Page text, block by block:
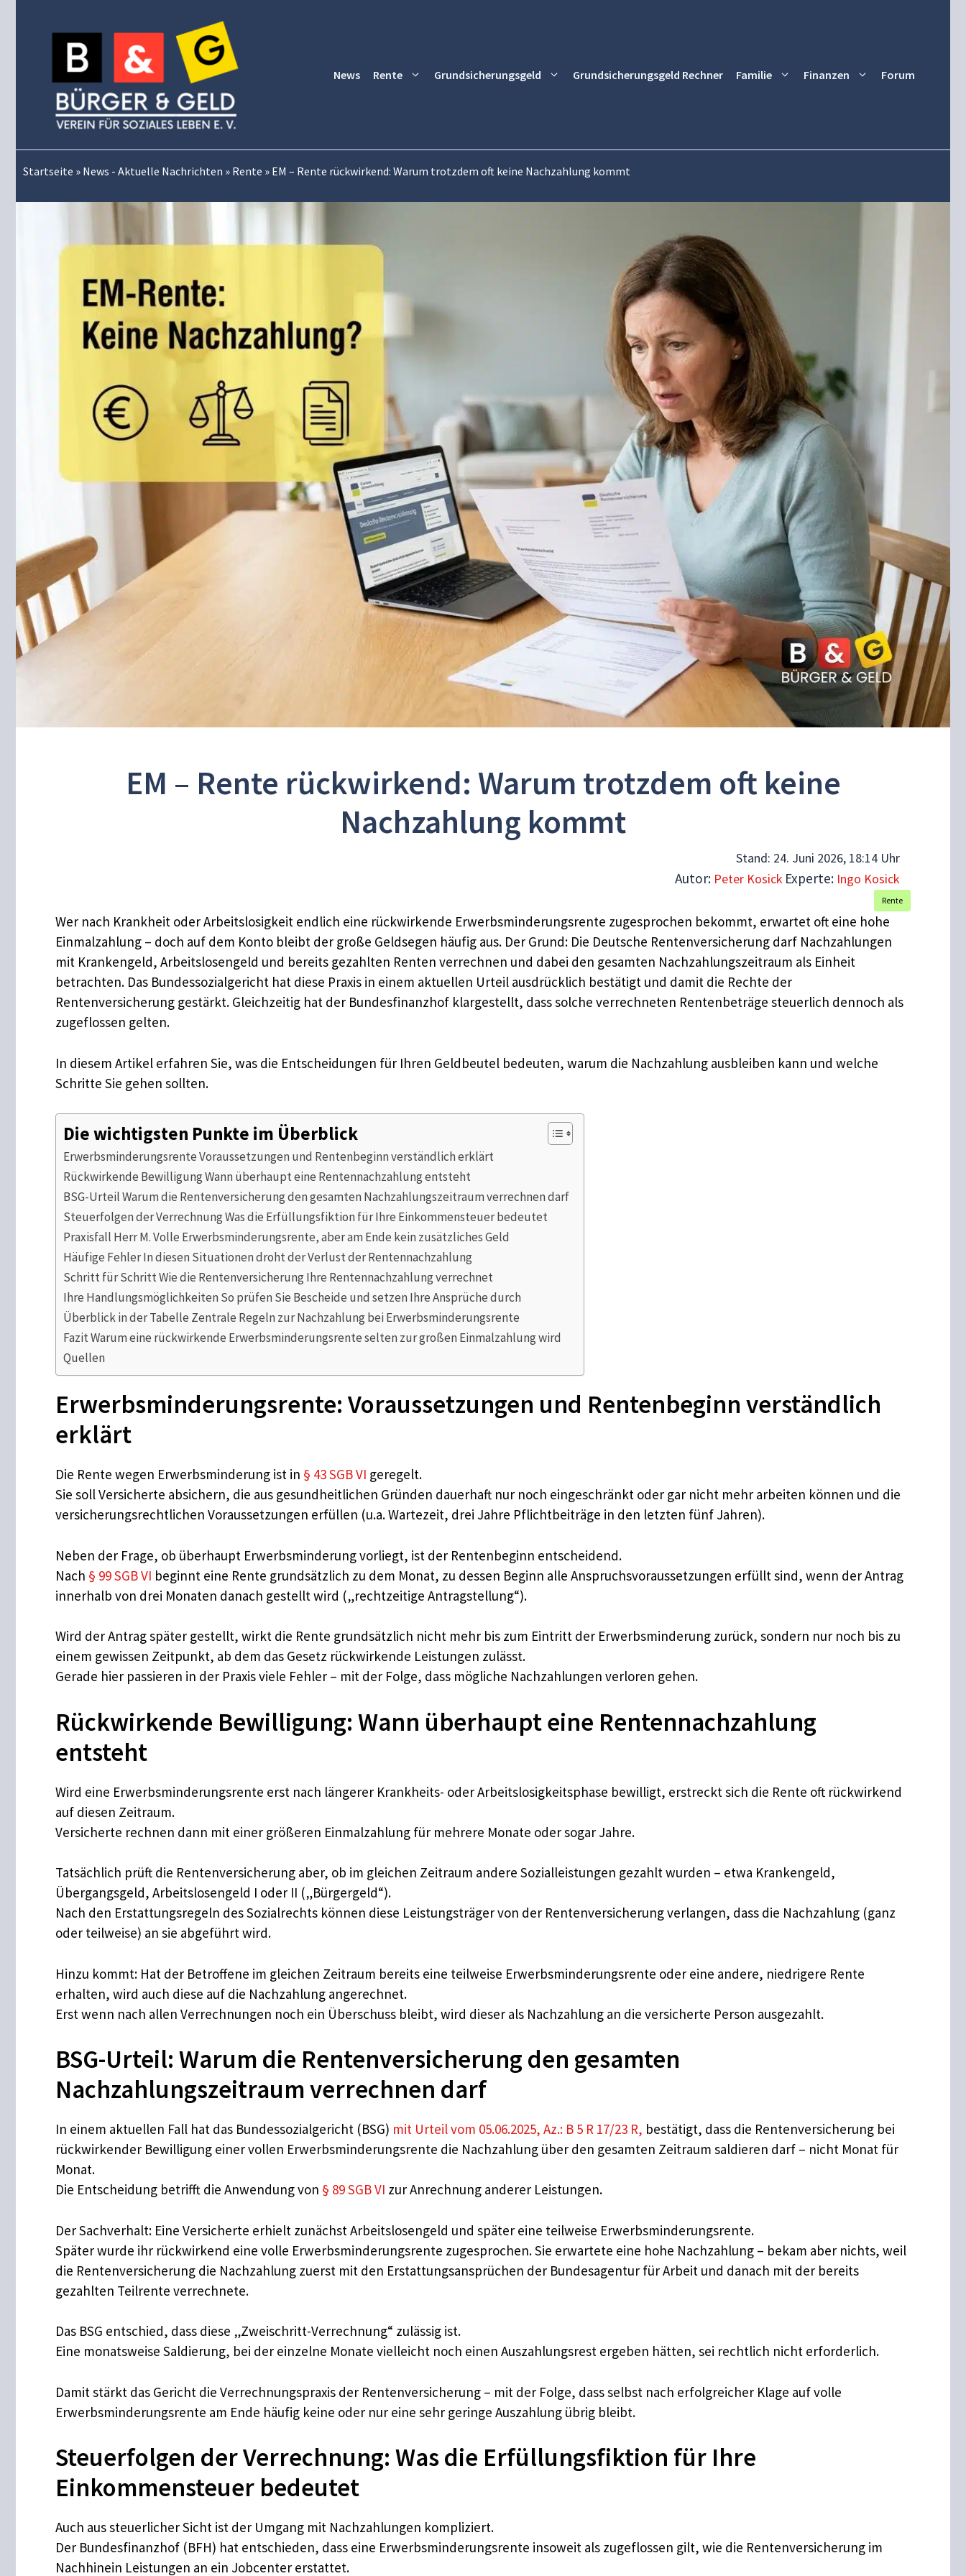
News Rente Grundsicherungsgeld Grundsicherungsgeld Rechner Familie Finanzen Forum
Startseite » News - Aktuelle Nachrichten » Rente » EM – Rente rückwirkend: Warum trotzdem oft keine Nachzahlung kommt
EM – Rente rückwirkend: Warum trotzdem oft keine
Nachzahlung kommt
Stand: 24. Juni 2026, 18:14 Uhr
Autor: Peter Kosick Experte: Ingo Kosick
Rente
Wer nach Krankheit oder Arbeitslosigkeit endlich eine rückwirkende Erwerbsminderungsrente zugesprochen bekommt, erwartet oft eine hohe
Einmalzahlung – doch auf dem Konto bleibt der große Geldsegen häufig aus. Der Grund: Die Deutsche Rentenversicherung darf Nachzahlungen
mit Krankengeld, Arbeitslosengeld und bereits gezahlten Renten verrechnen und dabei den gesamten Nachzahlungszeitraum als Einheit
betrachten. Das Bundessozialgericht hat diese Praxis in einem aktuellen Urteil ausdrücklich bestätigt und damit die Rechte der
Rentenversicherung gestärkt. Gleichzeitig hat der Bundesfinanzhof klargestellt, dass solche verrechneten Rentenbeträge steuerlich dennoch als
zugeflossen gelten.
In diesem Artikel erfahren Sie, was die Entscheidungen für Ihren Geldbeutel bedeuten, warum die Nachzahlung ausbleiben kann und welche
Schritte Sie gehen sollten.
Die wichtigsten Punkte im Überblick
Erwerbsminderungsrente Voraussetzungen und Rentenbeginn verständlich erklärt
Rückwirkende Bewilligung Wann überhaupt eine Rentennachzahlung entsteht
BSG-Urteil Warum die Rentenversicherung den gesamten Nachzahlungszeitraum verrechnen darf
Steuerfolgen der Verrechnung Was die Erfüllungsfiktion für Ihre Einkommensteuer bedeutet
Praxisfall Herr M. Volle Erwerbsminderungsrente, aber am Ende kein zusätzliches Geld
Häufige Fehler In diesen Situationen droht der Verlust der Rentennachzahlung
Schritt für Schritt Wie die Rentenversicherung Ihre Rentennachzahlung verrechnet
Ihre Handlungsmöglichkeiten So prüfen Sie Bescheide und setzen Ihre Ansprüche durch
Überblick in der Tabelle Zentrale Regeln zur Nachzahlung bei Erwerbsminderungsrente
Fazit Warum eine rückwirkende Erwerbsminderungsrente selten zur großen Einmalzahlung wird
Quellen
Erwerbsminderungsrente: Voraussetzungen und Rentenbeginn verständlich
erklärt
Die Rente wegen Erwerbsminderung ist in § 43 SGB VI geregelt.
Sie soll Versicherte absichern, die aus gesundheitlichen Gründen dauerhaft nur noch eingeschränkt oder gar nicht mehr arbeiten können und die
versicherungsrechtlichen Voraussetzungen erfüllen (u.a. Wartezeit, drei Jahre Pflichtbeiträge in den letzten fünf Jahren).
Neben der Frage, ob überhaupt Erwerbsminderung vorliegt, ist der Rentenbeginn entscheidend.
Nach § 99 SGB VI beginnt eine Rente grundsätzlich zu dem Monat, zu dessen Beginn alle Anspruchsvoraussetzungen erfüllt sind, wenn der Antrag
innerhalb von drei Monaten danach gestellt wird („rechtzeitige Antragstellung“).
Wird der Antrag später gestellt, wirkt die Rente grundsätzlich nicht mehr bis zum Eintritt der Erwerbsminderung zurück, sondern nur noch bis zu
einem gewissen Zeitpunkt, ab dem das Gesetz rückwirkende Leistungen zulässt.
Gerade hier passieren in der Praxis viele Fehler – mit der Folge, dass mögliche Nachzahlungen verloren gehen.
Rückwirkende Bewilligung: Wann überhaupt eine Rentennachzahlung
entsteht
Wird eine Erwerbsminderungsrente erst nach längerer Krankheits- oder Arbeitslosigkeitsphase bewilligt, erstreckt sich die Rente oft rückwirkend
auf diesen Zeitraum.
Versicherte rechnen dann mit einer größeren Einmalzahlung für mehrere Monate oder sogar Jahre.
Tatsächlich prüft die Rentenversicherung aber, ob im gleichen Zeitraum andere Sozialleistungen gezahlt wurden – etwa Krankengeld,
Übergangsgeld, Arbeitslosengeld I oder II („Bürgergeld“).
Nach den Erstattungsregeln des Sozialrechts können diese Leistungsträger von der Rentenversicherung verlangen, dass die Nachzahlung (ganz
oder teilweise) an sie abgeführt wird.
Hinzu kommt: Hat der Betroffene im gleichen Zeitraum bereits eine teilweise Erwerbsminderungsrente oder eine andere, niedrigere Rente
erhalten, wird auch diese auf die Nachzahlung angerechnet.
Erst wenn nach allen Verrechnungen noch ein Überschuss bleibt, wird dieser als Nachzahlung an die versicherte Person ausgezahlt.
BSG-Urteil: Warum die Rentenversicherung den gesamten
Nachzahlungszeitraum verrechnen darf
In einem aktuellen Fall hat das Bundessozialgericht (BSG) mit Urteil vom 05.06.2025, Az.: B 5 R 17/23 R, bestätigt, dass die Rentenversicherung bei
rückwirkender Bewilligung einer vollen Erwerbsminderungsrente die Nachzahlung über den gesamten Zeitraum saldieren darf – nicht Monat für
Monat.
Die Entscheidung betrifft die Anwendung von § 89 SGB VI zur Anrechnung anderer Leistungen.
Der Sachverhalt: Eine Versicherte erhielt zunächst Arbeitslosengeld und später eine teilweise Erwerbsminderungsrente.
Später wurde ihr rückwirkend eine volle Erwerbsminderungsrente zugesprochen. Sie erwartete eine hohe Nachzahlung – bekam aber nichts, weil
die Rentenversicherung die Nachzahlung zuerst mit den Erstattungsansprüchen der Bundesagentur für Arbeit und danach mit der bereits
gezahlten Teilrente verrechnete.
Das BSG entschied, dass diese „Zweischritt-Verrechnung“ zulässig ist.
Eine monatsweise Saldierung, bei der einzelne Monate vielleicht noch einen Auszahlungsrest ergeben hätten, sei rechtlich nicht erforderlich.
Damit stärkt das Gericht die Verrechnungspraxis der Rentenversicherung – mit der Folge, dass selbst nach erfolgreicher Klage auf volle
Erwerbsminderungsrente am Ende häufig keine oder nur eine sehr geringe Auszahlung übrig bleibt.
Steuerfolgen der Verrechnung: Was die Erfüllungsfiktion für Ihre
Einkommensteuer bedeutet
Auch aus steuerlicher Sicht ist der Umgang mit Nachzahlungen kompliziert.
Der Bundesfinanzhof (BFH) hat entschieden, dass eine Erwerbsminderungsrente insoweit als zugeflossen gilt, wie die Rentenversicherung im
Nachhinein Leistungen an ein Jobcenter erstattet.